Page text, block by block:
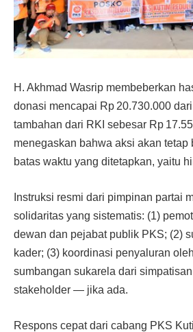
H. Akhmad Wasrip membeberkan
donasi mencapai Rp 20.730.000
tambahan dari RKI sebesar Rp
menegaskan bahwa aksi akan
batas waktu yang ditetapkan, yaitu
Instruksi resmi dari pimpinan partai
solidaritas yang sistematis: (1)
dewan dan pejabat publik PKS; (2)
kader; (3) koordinasi penyaluran
sumbangan sukarela dari
stakeholder — jika ada.
Respons cepat dari cabang PKS